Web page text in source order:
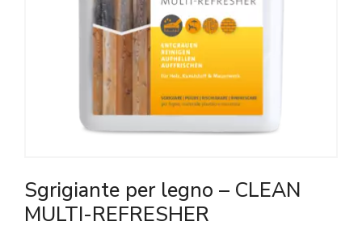
Sgrigiante per legno – CLEAN
MULTI-REFRESHER